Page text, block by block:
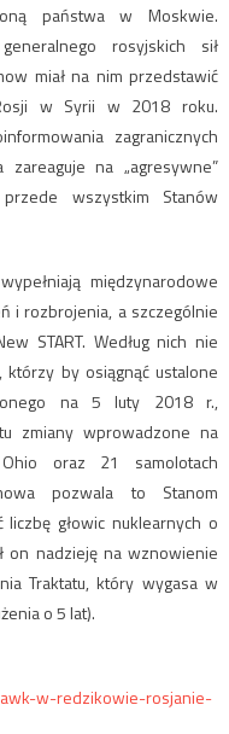
państwa w Moskwie.
rosyjskich sił
miał na nim przedstawić
w Syrii w 2018 roku.
zagranicznych
na „agresywne”
wszystkim Stanów
międzynarodowe
i rozbrojenia, a szczególnie
START. Według nich nie
by osiągnąć ustalone
na 5 luty 2018 r.,
zmiany wprowadzone na
oraz 21 samolotach
pozwala to Stanom
głowic nuklearnych o
on nadzieję na wznowienie
Traktatu, który wygasa w
o 5 lat).
w-redzikowie-rosjanie-